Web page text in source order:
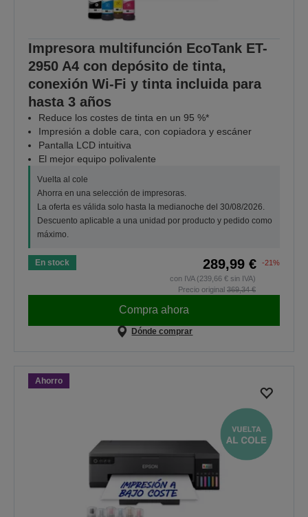
Impresora multifunción EcoTank ET-
2950 A4 con depósito de tinta,
conexión Wi-Fi y tinta incluida para
hasta 3 años
Reduce los costes de tinta en un 95 %*
Impresión a doble cara, con copiadora y escáner
Pantalla LCD intuitiva
El mejor equipo polivalente
Vuelta al cole
Ahorra en una selección de impresoras.
La oferta es válida solo hasta la medianoche del 30/08/2026.
Descuento aplicable a una unidad por producto y pedido como
máximo.
En stock 289,99 €
-21%
con IVA (239,66 € sin IVA)
Precio original 369,34 €
Compra ahora
Dónde comprar
Ahorro